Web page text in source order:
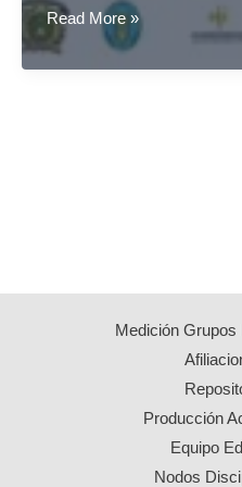
IX
Seminario
Nacional
Read More »
Medición Grupos
Producción
Equipo
Nodos